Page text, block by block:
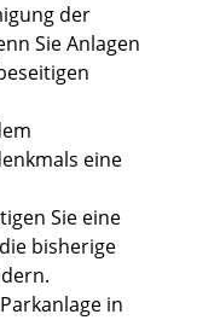
der
Sie Anlagen
eine
Sie eine
bisherige
in